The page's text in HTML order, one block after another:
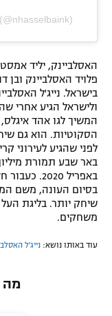
האסלביינק, יליד
פלויד האסלביינק ובן
בישראל. נייג'ל
ולישראל הגיע אחרי
המשיך לגו אהד איגלס,
הסקוטיות. הוא גם
לפני שהגיע לעירוני
באר שבע תמורת
באפריל
בסיום העונה, משם
משחקים.
עוד באותו נושא: נייג'ל
מה